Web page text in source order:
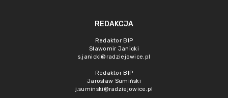
REDAKCJA
Redaktor BIP
Sławomir Janicki
s.janicki@radziejowice.pl
Redaktor BIP
Jarosław Sumiński
j.suminski@radziejowice.pl